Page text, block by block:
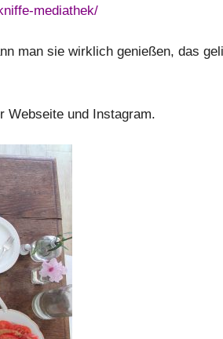
mediathek/
man sie wirklich genießen, das
Webseite und Instagram.